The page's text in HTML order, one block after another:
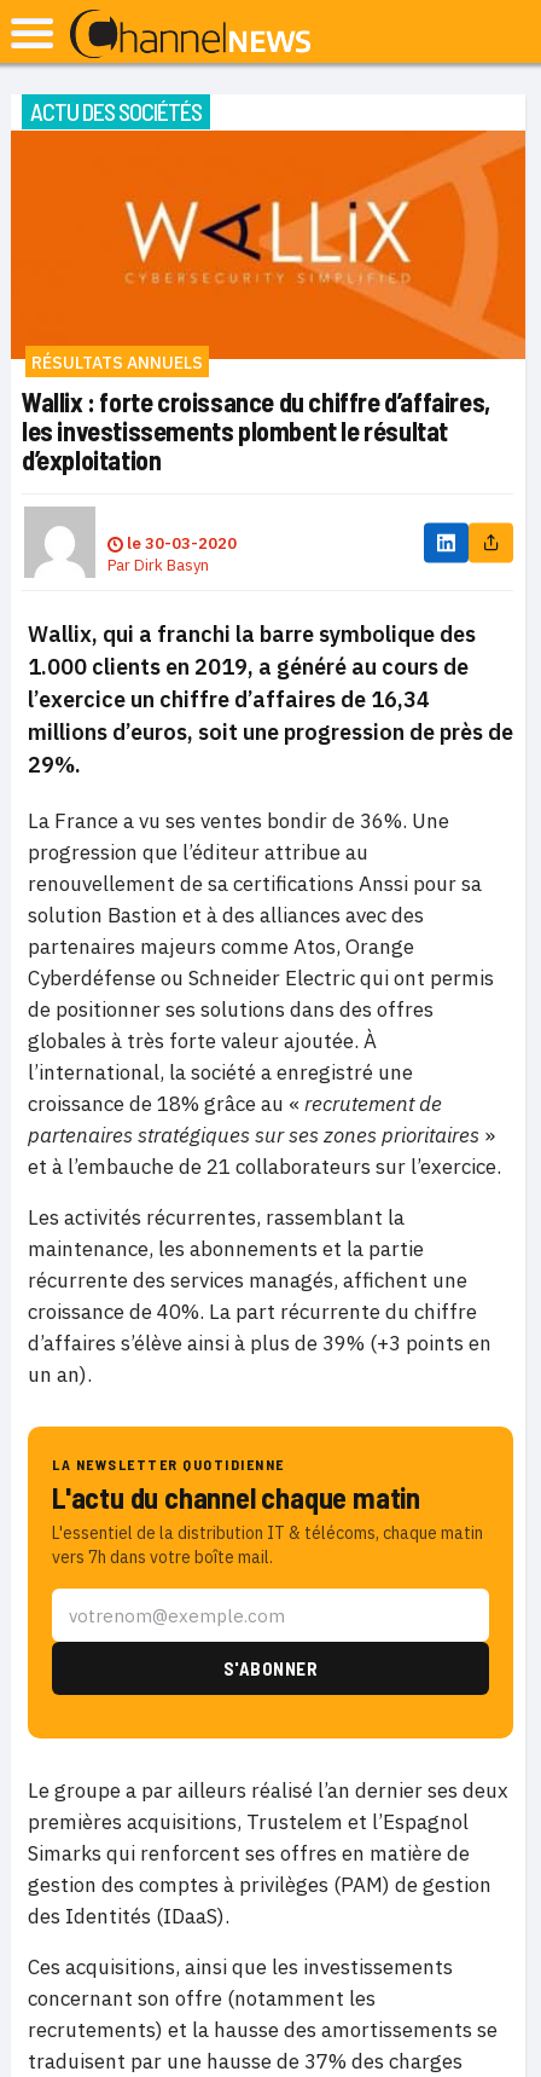
ACTU DES SOCIÉTÉS
RÉSULTATS ANNUELS
Wallix : forte croissance du chiffre d’affaires,
les investissements plombent le résultat
d’exploitation
le30-03-2020
ParDirk Basyn
Wallix, qui a franchi la barre symbolique des
1.000 clients en 2019, a généré au cours de
l’exercice un chiffre d’affaires de 16,34
millions d’euros, soit une progression de près de
29%.
La France a vu ses ventes bondir de 36%. Une
progression que l’éditeur attribue au
renouvellement de sa certifications Anssi pour sa
solution Bastion et à des alliances avec des
partenaires majeurs comme Atos, Orange
Cyberdéfense ou Schneider Electric qui ont permis
de positionner ses solutions dans des offres
globales à très forte valeur ajoutée. À
l’international, la société a enregistré une
croissance de 18% grâce au « recrutement de
partenaires stratégiques sur ses zones prioritaires »
et à l’embauche de 21 collaborateurs sur l’exercice.
Les activités récurrentes, rassemblant la
maintenance, les abonnements et la partie
récurrente des services managés, affichent une
croissance de 40%. La part récurrente du chiffre
d’affaires s’élève ainsi à plus de 39% (+3 points en
un an).
LA NEWSLETTER QUOTIDIENNE
L'actu du channel chaque matin
L'essentiel de la distribution IT & télécoms, chaque matin
vers 7h dans votre boîte mail.
Le groupe a par ailleurs réalisé l’an dernier ses deux
premières acquisitions, Trustelem et l’Espagnol
Simarks qui renforcent ses offres en matière de
gestion des comptes à privilèges (PAM) de gestion
des Identités (IDaaS).
Ces acquisitions, ainsi que les investissements
concernant son offre (notamment les
recrutements) et la hausse des amortissements se
traduisent par une hausse de 37% des charges